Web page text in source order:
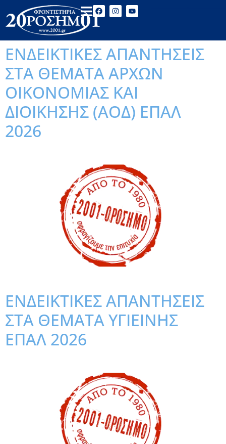
ΕΝΔΕΙΚΤΙΚΕΣ ΑΠΑΝΤΗΣΕΙΣ
ΣΤΑ ΘΕΜΑΤΑ ΑΡΧΩΝ
ΟΙΚΟΝΟΜΙΑΣ ΚΑΙ
ΔΙΟΙΚΗΣΗΣ (ΑΟΔ) ΕΠΑΛ
2026
ΕΝΔΕΙΚΤΙΚΕΣ ΑΠΑΝΤΗΣΕΙΣ
ΣΤΑ ΘΕΜΑΤΑ ΥΓΙΕΙΝΗΣ
ΕΠΑΛ 2026